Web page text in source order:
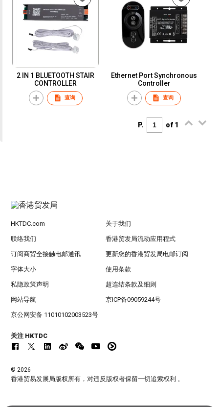
2 IN 1 BLUETOOTH STAIR
CONTROLLER
查询
Ethernet Port Synchronous
Controller
查询
P. of 1
HKTDC.com 关于我们
联络我们 香港贸发局流动应用程式
订阅商贸全接触电邮通讯 更新您的香港贸发局电邮订阅
字体大小 使用条款
私隐政策声明 超连结条款及细则
网站导航 京ICP备09059244号
京公网安备 11010102003523号
关注 HKTDC
© 2026
香港贸易发展局版权所有，对违反版权者保留一切追索权利 。